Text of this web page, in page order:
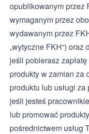
opublikowanym przez
wymaganym przez
wydawanym przez
„wytyczne FKH“) oraz
jeśli pobierasz
produkty w zamian za
produktu lub usługi
jeśli jesteś
lub promować
pośrednictwem usług